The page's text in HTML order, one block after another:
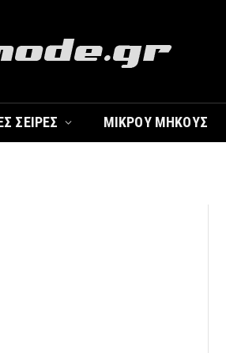
ΣΕΙΡΈΣ ΜΙΚΡΟΎ ΜΉΚΟΥΣ